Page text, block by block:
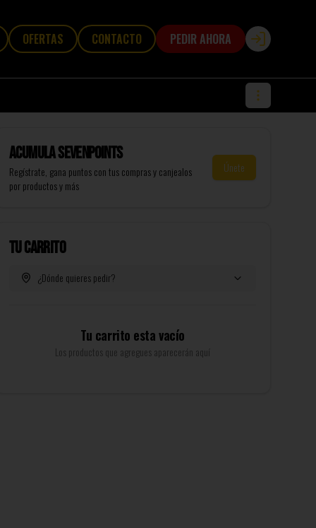
OFERTAS CONTACTO PEDIR AHORA Login
AcumulaSevenPoints
Regístrate, gana puntos con tus compras y canjealos
por productos y más
Únete
Tu Carrito
¿Dónde quieres pedir?
Tu carrito esta vacío
Los productos que agregues aparecerán aquí